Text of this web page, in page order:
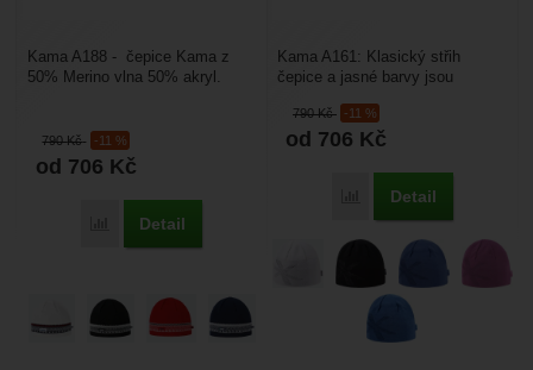
790Kč -11 %
od 706 Kč
Porovnat
Detail
Kama A188 - čepice Kama z
50% Merino vlna 50% akryl.
materiál...
790Kč -11 %
od 706 Kč
Porovnat
Detail
Kama A161: Klasický střih
čepice a jasné barvy jsou
hvězdou Kama. Čepice je...